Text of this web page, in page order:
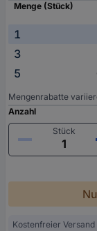
Menge (Stück)
1
3
5
Mengenrabatte
Anzahl
Stück
Kostenfreier